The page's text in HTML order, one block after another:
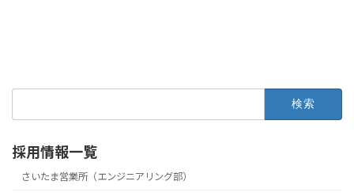
採用情報一覧
さいたま営業所（エンジニアリング部）